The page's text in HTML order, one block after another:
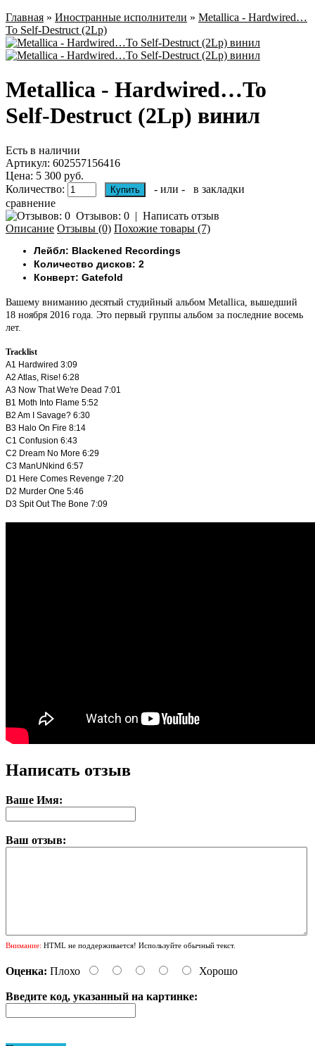
Главная » Иностранные исполнители » Metallica - Hardwired…
To Self-Destruct (2Lp)
Metallica - Hardwired…To
Self-Destruct (2Lp) винил
Есть в наличии
Артикул: 602557156416
Цена: 5 300 руб.
Количество:
- или -
в закладки
сравнение
Отзывов: 0 | Написать отзыв
Описание Отзывы (0) Похожие товары (7)
Лейбл: Blackened Recordings
Количество дисков: 2
Конверт: Gatefold
Вашему вниманию десятый студийный альбом Metallica, вышедший
18 ноября 2016 года. Это первый группы альбом за последние восемь
лет.
Tracklist
A1 Hardwired 3:09
A2 Atlas, Rise! 6:28
A3 Now That We're Dead 7:01
B1 Moth Into Flame 5:52
B2 Am I Savage? 6:30
B3 Halo On Fire 8:14
C1 Confusion 6:43
C2 Dream No More 6:29
C3 ManUNkind 6:57
D1 Here Comes Revenge 7:20
D2 Murder One 5:46
D3 Spit Out The Bone 7:09
Написать отзыв
Ваше Имя:
Ваш отзыв:
Внимание: HTML не поддерживается! Используйте обычный текст.
Оценка: Плохо Хорошо
Введите код, указанный на картинке: